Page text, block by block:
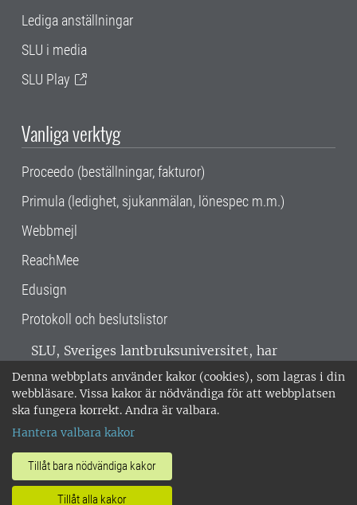
Denna webbplats använder kakor (cookies), som lagras i din
webbläsare. Vissa kakor är nödvändiga för att webbplatsen
ska fungera korrekt. Andra är valbara.
Hantera valbara kakor
Tillåt bara nödvändiga kakor
Tillåt alla kakor
Lediga anställningar
SLU i media
SLU Play
Vanliga verktyg
Proceedo (beställningar, fakturor)
Primula (ledighet, sjukanmälan, lönespec m.m.)
Webbmejl
ReachMee
Edusign
Protokoll och beslutslistor
SLU, Sveriges lantbruksuniversitet, har
verksamhet över hela Sverige. Huvudorter är
Alnarp, Uppsala och Umeå.SLU är
miljöcertifierat enligt ISO 14001. •
018-67 10 00 • Org nr: 202100-2817 •
Om SLU:s webbplatser
•Hantera kakor•Behandling av